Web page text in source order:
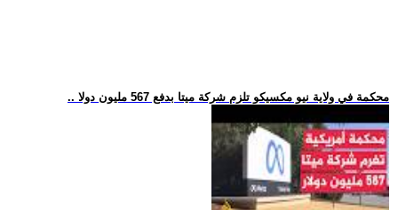
.. محكمة في ولاية نيو مكسيكو تلزم شركة ميتا بدفع 567 مليون دولا